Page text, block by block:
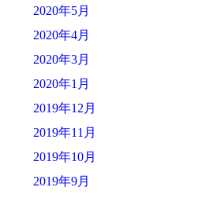
2020年5月
2020年4月
2020年3月
2020年1月
2019年12月
2019年11月
2019年10月
2019年9月